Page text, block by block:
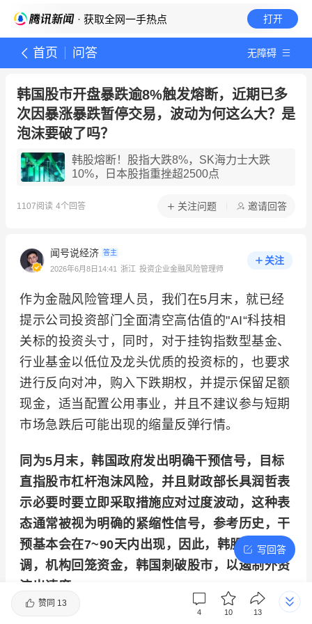
· 获取全网一手热点 打开
首页 问答 无障碍
韩国股市开盘暴跌逾8%触发熔断，近期已多
次因暴涨暴跌暂停交易，波动为何这么大？是
泡沫要破了吗？
韩股熔断！股指大跌8%，SK海力士大跌
10%，日本股指重挫超2500点
1107阅读 4个回答 关注问题 邀请回答
闻号说经济 答主
2026年6月8日14:41 浙江 投资企业金融风险管理师
关注
作为金融风险管理人员，我们在5月末，就已经
提示公司投资部门全面清空高估值的"AI“科技相
关标的投资头寸，同时，对于挂钩指数型基金、
行业基金以低位及龙头优质的投资标的，也要求
进行反向对冲，购入下跌期权，并提示保留足额
现金，适当配置公用事业，并且不建议参与短期
市场急跌后可能出现的缩量反弹行情。
同为5月末，韩国政府发出明确干预信号，目标
直指股市杠杆泡沫风险，并且财政部长具润哲表
示必要时要立即采取措施应对过度波动，这种表
态通常被视为明确的紧缩性信号，参考历史，干
预基本会在7~90天内出现，因此，韩股率先回
调，机构回笼资金，韩国刺破股市，以遏制外资
流出速度。
写回答
赞同 13
4 10 13